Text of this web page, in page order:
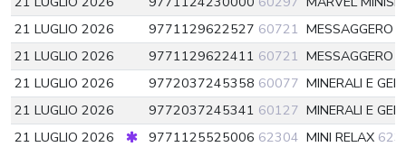
21 LUGLIO 2026
9771129622527 60721 MESSAGGERO
21 LUGLIO 2026
9771129622411 60721 MESSAGGERO
21 LUGLIO 2026
9772037245358 60077 MINERALI E
21 LUGLIO 2026
9772037245341 60127 MINERALI E
21 LUGLIO 2026
9771125525006 62304 MINI RELAX